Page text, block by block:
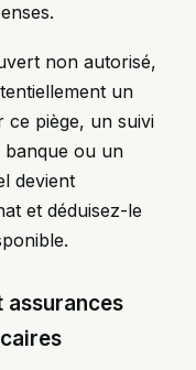
non autorisé,
un
ce piège, un suivi
banque ou un
devient
et déduisez-le
assurances